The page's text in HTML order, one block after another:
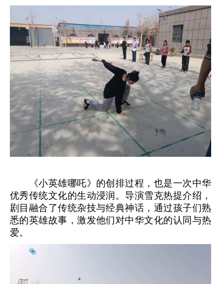
《小英雄哪吒》的创排过程，也是一次中华
优秀传统文化的生动浸润。导演雪克热提介绍，
剧目融合了传统杂技与经典神话，通过孩子们熟
悉的英雄故事，激发他们对中华文化的认同与热
爱。